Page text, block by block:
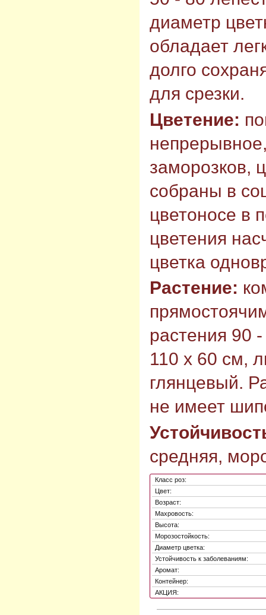
диаметр
обладает
долго
для срезки.
Цветение:
заморозков,
собраны в
цветоносе в
цветения
цветка
Растение:
растения 90
110 х 60 см,
глянцевый.
не имеет
средняя,
Класс роз:
Цвет:
Возраст:
Махровость:
Высота:
Морозостойкость:
Диаметр цветка:
Устойчивость к заболеваниям:
Аромат:
Контейнер:
АКЦИЯ: